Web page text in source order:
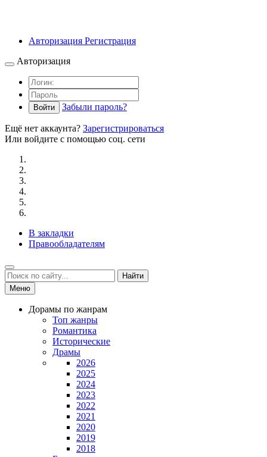
Авторизация Регистрация
Авторизация
Войти Забыли пароль?
Ещё нет аккаунта? Зарегистрироваться
Или войдите с помощью соц. сети
В закладки
Правообладателям
Найти
Меню
Дорамы по жанрам
Топ жанры
Романтика
Исторические
Драмы
2026
2025
2024
2023
2022
2021
2020
2019
2018